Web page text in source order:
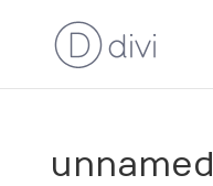
unnamed